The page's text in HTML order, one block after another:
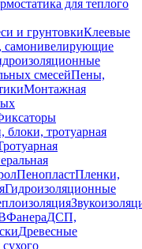
для теплого
и грунтовкиКлеевые
самонивелирующие
смесейПены,
Монтажная
блоки, тротуарная
ПенопластПленки,
Гидроизоляционные
ФанераДСП,
Древесные